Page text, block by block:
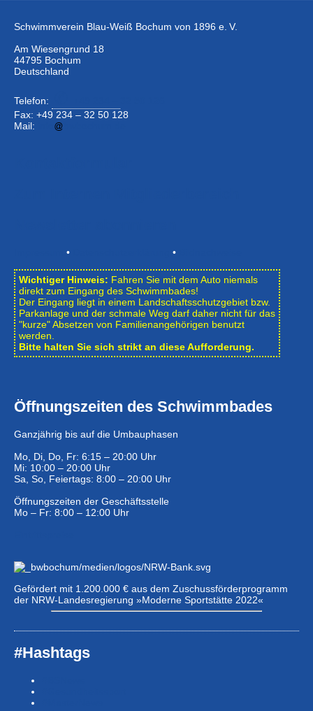
Schwimmverein Blau-Weiß Bochum von 1896 e. V.
Am Wiesengrund 18
44795 Bochum
Deutschland
Telefon:
Fax: +49 234 – 32 50 128
Mail:
• •
Wichtiger Hinweis: Fahren Sie mit dem Auto niemals
direkt zum Eingang des Schwimmbades!
Der Eingang liegt in einem Landschafts­schutzgebiet bzw.
Park­anlage und der schmale Weg darf daher nicht für das
"kurze" Absetzen von Familienangehörigen benutzt
werden.
Bitte halten Sie sich strikt an diese Aufforderung.
Öffnungszeiten des Schwimmbades
Ganzjährig bis auf die Umbauphasen
Mo, Di, Do, Fr: 6:15 – 20:00 Uhr
Mi: 10:00 – 20:00 Uhr
Sa, So, Feiertags: 8:00 – 20:00 Uhr
Öffnungszeiten der Geschäftsstelle
Mo – Fr: 8:00 – 12:00 Uhr
Gefördert mit 1.200.000 € aus dem Zuschussförderprogramm
der NRW-Landesregierung »Moderne Sportstätte 2022«
#Hashtags